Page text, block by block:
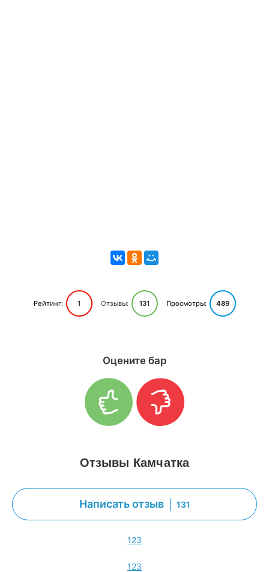
Рейтинг: 1 Отзывы: 131 Просмотры: 489
Оцените бар
Отзывы Камчатка
Написать отзыв 131
123
123